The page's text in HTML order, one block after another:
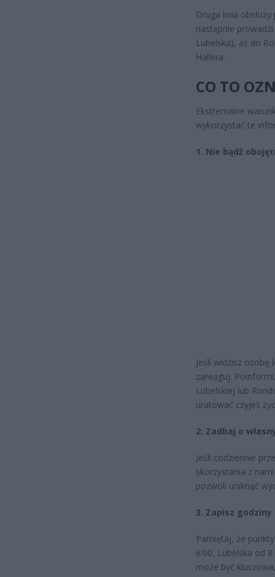
Druga linia
następnie
Lubelska), aż do
Hallera.
CO TO
Ekstremalne
wykorzystać te
1. Nie bądź
Jeśli widzisz
zareaguj.
Lubelskiej lub
uratować czyjeś
2. Zadbaj o
Jeśli codziennie
skorzystania z
pozwoli uniknąć
3. Zapisz
Pamiętaj, że
6:00, Lubelska od
może być